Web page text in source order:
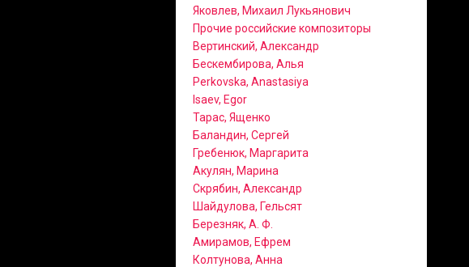
Яковлев, Михаил Лукьянович
Прочие российские композиторы
Вертинский, Александр
Бескембирова, Алья
Perkovska, Anastasiya
Isaev, Egor
Тарас, Ященко
Баландин, Сергей
Гребенюк, Маргарита
Акулян, Марина
Скрябин, Александр
Шайдулова, Гельсят
Березняк, А. Ф.
Амирамов, Ефрем
Колтунова, Анна